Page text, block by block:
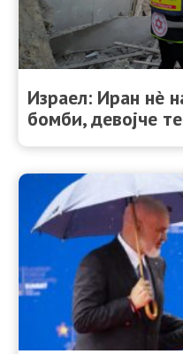
Израел: Иран нè
бомби, девојче